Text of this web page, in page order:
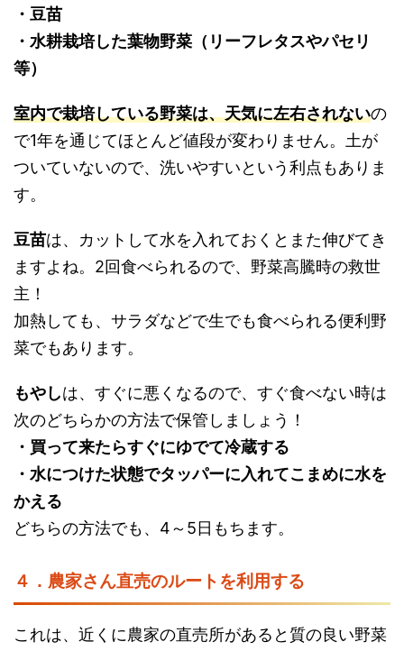
・豆苗
・水耕栽培した葉物野菜（リーフレタスやパセリ
等）
室内で栽培している野菜は、天気に左右されないの
で1年を通じてほとんど値段が変わりません。土が
ついていないので、洗いやすいという利点もありま
す。
豆苗は、カットして水を入れておくとまた伸びてき
ますよね。2回食べられるので、野菜高騰時の救世
主！
加熱しても、サラダなどで生でも食べられる便利野
菜でもあります。
もやしは、すぐに悪くなるので、すぐ食べない時は
次のどちらかの方法で保管しましょう！
・買って来たらすぐにゆでて冷蔵する
・水につけた状態でタッパーに入れてこまめに水を
かえる
どちらの方法でも、4～5日もちます。
４．農家さん直売のルートを利用する
これは、近くに農家の直売所があると質の良い野菜